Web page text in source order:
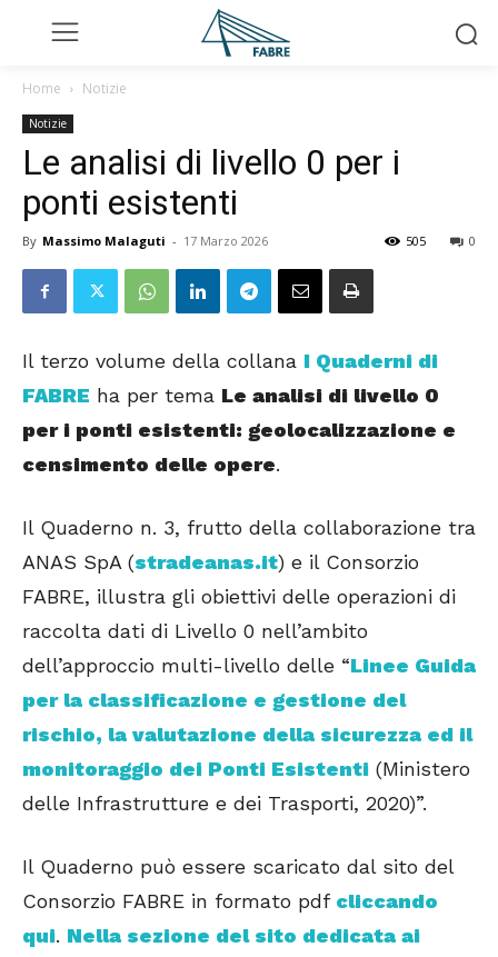
Home Notizie
Notizie
Le analisi di livello 0 per i
ponti esistenti
By Massimo Malaguti - 17 Marzo 2026 0
505
Il terzo volume della collana I Quaderni di
FABRE ha per tema Le analisi di livello 0
per i ponti esistenti: geolocalizzazione e
censimento delle opere.
Il Quaderno n. 3, frutto della collaborazione tra
ANAS SpA (stradeanas.it) e il Consorzio
FABRE, illustra gli obiettivi delle operazioni di
raccolta dati di Livello 0 nell’ambito
dell’approccio multi-livello delle “Linee Guida
per la classificazione e gestione del
rischio, la valutazione della sicurezza ed il
monitoraggio dei Ponti Esistenti (Ministero
delle Infrastrutture e dei Trasporti, 2020)”.
Il Quaderno può essere scaricato dal sito del
Consorzio FABRE in formato pdf cliccando
qui. Nella sezione del sito dedicata ai